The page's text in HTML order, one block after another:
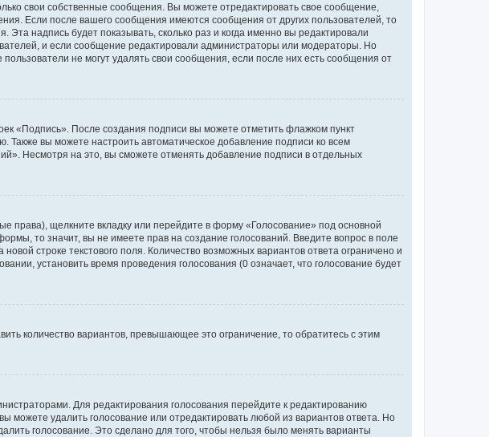
свои собственные сообщения. Вы можете отредактировать свое сообщение,
Если после вашего сообщения имеются сообщения от других пользователей, то
надпись будет показывать, сколько раз и когда именно вы редактировали
и если сообщение редактировали администраторы или модераторы. Но
не могут удалять свои сообщения, если после них есть сообщения от
«Подпись». После создания подписи вы можете отметить флажком пункт
вы можете настроить автоматическое добавление подписи ко всем
Несмотря на это, вы сможете отменять добавление подписи в отдельных
щелкните вкладку или перейдите в форму «Голосование» под основной
то значит, вы не имеете прав на создание голосований. Введите вопрос в поле
строке текстового поля. Количество возможных вариантов ответа ограничено и
установить время проведения голосования (0 означает, что голосование будет
количество вариантов, превышающее это ограничение, то обратитесь с этим
Для редактирования голосования перейдите к редактированию
можете удалить голосование или отредактировать любой из вариантов ответа. Но
голосование. Это сделано для того, чтобы нельзя было менять варианты